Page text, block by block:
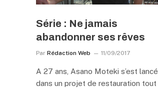
Série : Ne jamais
abandonner ses rêves
Par Rédaction Web 11/09/2017
A 27 ans, Asano Moteki s’est lancé
dans un projet de restauration tout